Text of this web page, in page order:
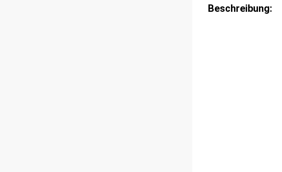
Beschreibung: